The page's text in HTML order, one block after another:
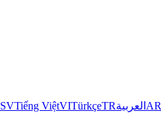
SVTiếng ViệtVITürkçeTRالعربية AR